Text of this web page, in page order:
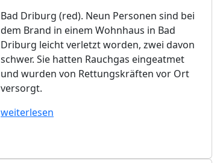
Bad Driburg (red). Neun Personen sind bei
dem Brand in einem Wohnhaus in Bad
Driburg leicht verletzt worden, zwei davon
schwer. Sie hatten Rauchgas eingeatmet
und wurden von Rettungskräften vor Ort
versorgt.
weiterlesen